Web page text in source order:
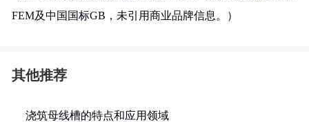
FEM及中国国标GB，未引用商业品牌信息。）
其他推荐
浇筑母线槽的特点和应用领域